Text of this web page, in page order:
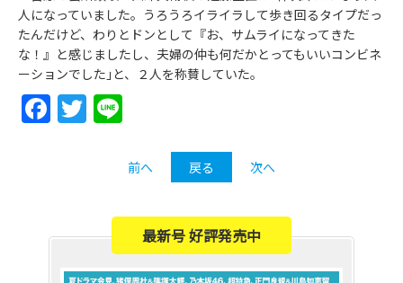
人になっていました。うろうろイライラして歩き回るタイプだっ
たんだけど、わりとドンとして『お、サムライになってきた
な！』と感じましたし、夫婦の仲も何だかとってもいいコンビネ
ーションでした｣と、２人を称賛していた。
Facebook
Twitter
前へ 戻る 次へ
最新号 好評発売中